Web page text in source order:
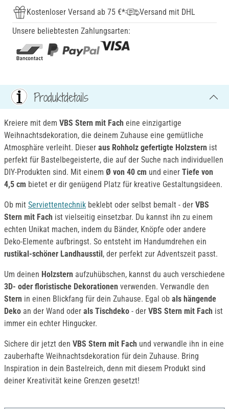
Kostenloser Versand ab 75 €*
Versand mit DHL
Unsere beliebtesten Zahlungsarten:
Produktdetails
Kreiere mit dem VBS Stern mit Fach eine einzigartige
Weihnachtsdekoration, die deinem Zuhause eine gemütliche
Atmosphäre verleiht. Dieser aus Rohholz gefertigte Holzstern ist
perfekt für Bastelbegeisterte, die auf der Suche nach individuellen
DIY-Produkten sind. Mit einem Ø von 40 cm und einer Tiefe von
4,5 cm bietet er dir genügend Platz für kreative Gestaltungsideen.
Ob mit Serviettentechnik beklebt oder selbst bemalt - der VBS
Stern mit Fach ist vielseitig einsetzbar. Du kannst ihn zu einem
echten Unikat machen, indem du Bänder, Knöpfe oder andere
Deko-Elemente aufbringst. So entsteht im Handumdrehen ein
rustikal-schöner Landhausstil, der perfekt zur Adventszeit passt.
Um deinen Holzstern aufzuhübschen, kannst du auch verschiedene
3D- oder floristische Dekorationen verwenden. Verwandle den
Stern in einen Blickfang für dein Zuhause. Egal ob als hängende
Deko an der Wand oder als Tischdeko - der VBS Stern mit Fach ist
immer ein echter Hingucker.
Sichere dir jetzt den VBS Stern mit Fach und verwandle ihn in eine
zauberhafte Weihnachtsdekoration für dein Zuhause. Bring
Inspiration in dein Bastelreich, denn mit diesem Produkt sind
deiner Kreativität keine Grenzen gesetzt!